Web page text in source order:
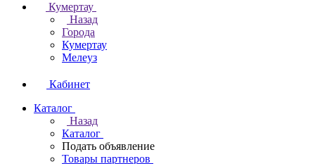
Кумертау
Назад
Города
Кумертау
Мелеуз
Кабинет
Каталог
Назад
Каталог
Подать объявление
Товары партнеров